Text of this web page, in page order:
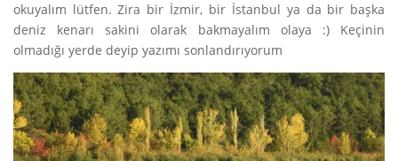
okuyalım lütfen. Zira bir İzmir, bir İstanbul ya da bir başka
deniz kenarı sakini olarak bakmayalım olaya :) Keçinin
olmadığı yerde deyip yazımı sonlandırıyorum